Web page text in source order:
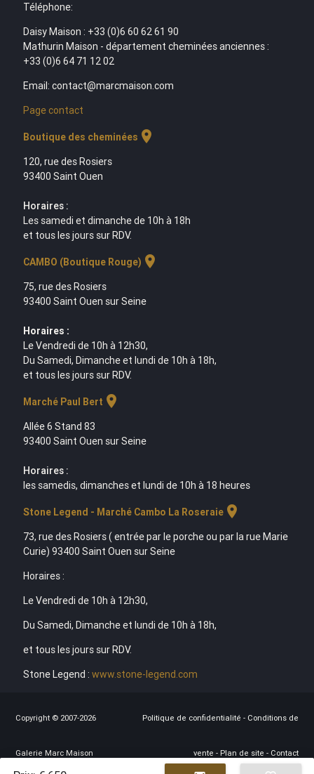
Téléphone:
Daisy Maison : +33 (0)6 60 62 61 90
Mathurin Maison - département cheminées anciennes :
+33 (0)6 64 71 12 02
Email: contact@marcmaison.com
Page contact
Boutique des cheminées location_on
120, rue des Rosiers
93400 Saint Ouen
Horaires :
Les samedi et dimanche de 10h à 18h
et tous les jours sur RDV.
CAMBO (Boutique Rouge) location_on
75, rue des Rosiers
93400 Saint Ouen sur Seine
Horaires :
Le Vendredi de 10h à 12h30,
Du Samedi, Dimanche et lundi de 10h à 18h,
et tous les jours sur RDV.
Marché Paul Bert location_on
Allée 6 Stand 83
93400 Saint Ouen sur Seine
Horaires :
les samedis, dimanches et lundi de 10h à 18 heures
Stone Legend - Marché Cambo La Roseraielocation_on
73, rue des Rosiers ( entrée par le porche ou par la rue Marie
Curie) 93400 Saint Ouen sur Seine
Horaires :
Le Vendredi de 10h à 12h30,
Du Samedi, Dimanche et lundi de 10h à 18h,
et tous les jours sur RDV.
Stone Legend : www.stone-legend.com
Copyright © 2007-2026
Galerie Marc Maison
Politique de confidentialité - Conditions de
vente - Plan de site - Contact